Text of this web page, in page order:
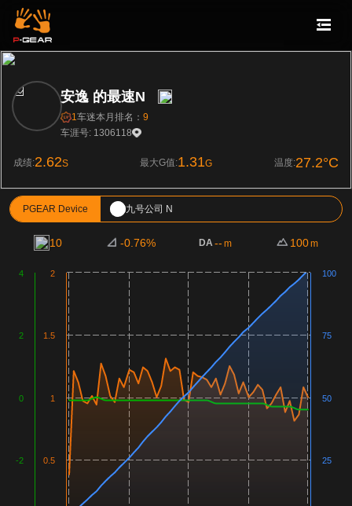
安逸 的最速N
1车迷本月排名： 9
车涯号: 1306118
成绩:2.62S 最大G值:1.31G 温度:27.2°C
PGEAR Device 九号公司 N
10 -0.76% DA-- m 100m
0.5
1
1.5
2
-2
0
2
4
25
50
75
100